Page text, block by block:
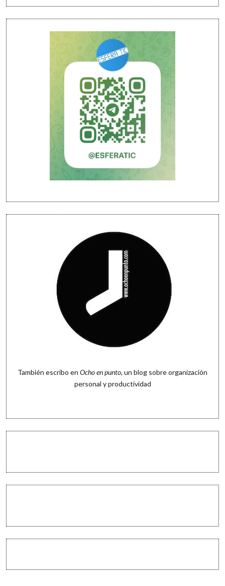
También escribo en Ocho en punto, un blog sobre organización
personal y productividad